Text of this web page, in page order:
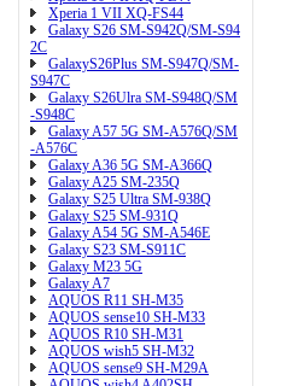
Xperia 1 VII XQ-FS44
Galaxy S26 SM-S942Q/SM-S94
2C
GalaxyS26Plus SM-S947Q/SM-
S947C
Galaxy S26Ulra SM-S948Q/SM
-S948C
Galaxy A57 5G SM-A576Q/SM
-A576C
Galaxy A36 5G SM-A366Q
Galaxy A25 SM-235Q
Galaxy S25 Ultra SM-938Q
Galaxy S25 SM-931Q
Galaxy A54 5G SM-A546E
Galaxy S23 SM-S911C
Galaxy M23 5G
Galaxy A7
AQUOS R11 SH-M35
AQUOS sense10 SH-M33
AQUOS R10 SH-M31
AQUOS wish5 SH-M32
AQUOS sense9 SH-M29A